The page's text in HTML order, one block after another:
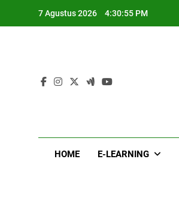
7 Agustus 2026 4:30:56 PM
HOME E-LEARNING